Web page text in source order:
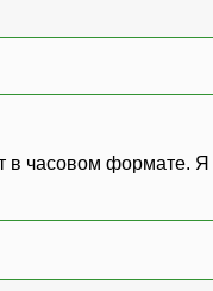
в часовом формате.